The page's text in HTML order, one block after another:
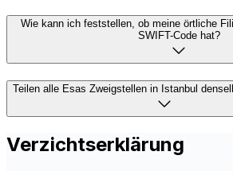
Wie kann ich feststellen, ob meine örtliche
SWIFT-Code hat?
Teilen alle Esas Zweigstellen in Istanbul
Verzichtserklärung